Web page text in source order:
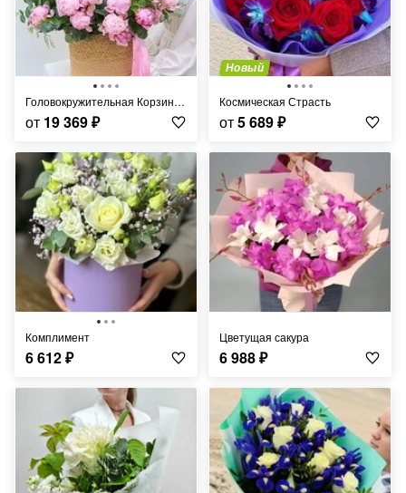
Головокружительная Корзина Пионов
от 19 369₽
Новый
Космическая Страсть
от5 689₽
Комплимент
6 612₽
Цветущая сакура
6 988₽